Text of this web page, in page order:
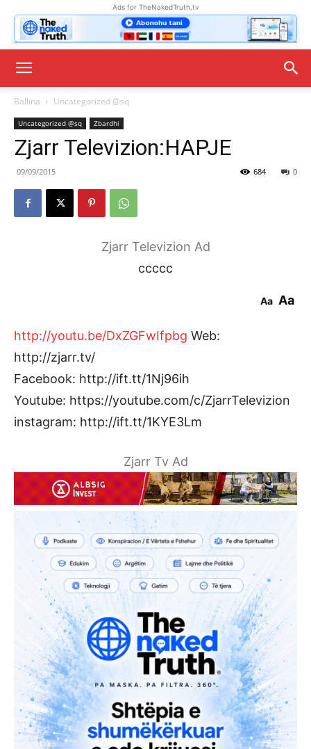
Ads for TheNakedTruth.tv
Ballina Uncategorized @sq
Uncategorized @sq Zbardhi
Zjarr Televizion:HAPJE
09/09/2015 0
684
Zjarr Televizion Ad
ccccc
Aa Aa
http://youtu.be/DxZGFwIfpbg Web:
http://zjarr.tv/
Facebook: http://ift.tt/1Nj96ih
Youtube: https://youtube.com/c/ZjarrTelevizion
instagram: http://ift.tt/1KYE3Lm
Zjarr Tv Ad